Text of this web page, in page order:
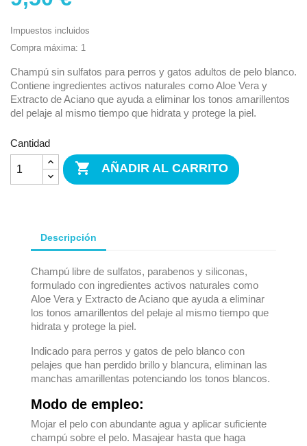
Impuestos incluidos
Compra máxima: 1
Champú sin sulfatos para perros y gatos adultos de pelo blanco.
Contiene ingredientes activos naturales como Aloe Vera y
Extracto de Aciano que ayuda a eliminar los tonos amarillentos
del pelaje al mismo tiempo que hidrata y protege la piel.
Cantidad
 AÑADIR AL CARRITO
Descripción
Champú libre de sulfatos, parabenos y siliconas,
formulado con ingredientes activos naturales como
Aloe Vera y Extracto de Aciano que ayuda a eliminar
los tonos amarillentos del pelaje al mismo tiempo que
hidrata y protege la piel.
Indicado para perros y gatos de pelo blanco con
pelajes que han perdido brillo y blancura, eliminan las
manchas amarillentas potenciando los tonos blancos.
Modo de empleo:
Mojar el pelo con abundante agua y aplicar suficiente
champú sobre el pelo. Masajear hasta que haga